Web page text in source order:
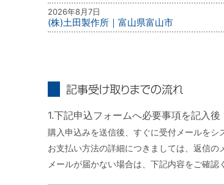
2026年8月7日
(株)土田製作所｜富山県富山市
1.下記申込フォームへ必要事項を記入後
購入申込みを送信後、すぐに受付メールをシ
お支払い方法の詳細につきましては、返信の
メールが届かない場合は、下記内容をご確認